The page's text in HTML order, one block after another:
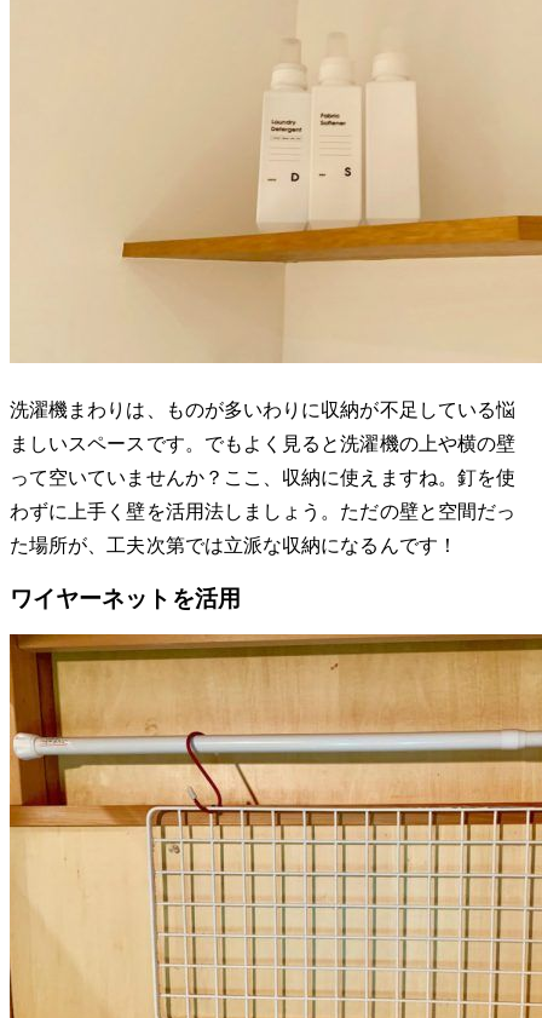
洗濯機まわりは、ものが多いわりに収納が不足している悩
ましいスペースです。でもよく見ると洗濯機の上や横の壁
って空いていませんか？ここ、収納に使えますね。釘を使
わずに上手く壁を活用法しましょう。ただの壁と空間だっ
た場所が、工夫次第では立派な収納になるんです！
ワイヤーネットを活用